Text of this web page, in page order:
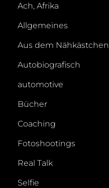
Ach, Afrika
Allgemeines
Aus dem Nähkästchen
Autobiografisch
automotive
Bücher
Coaching
Fotoshootings
Real Talk
Selfie